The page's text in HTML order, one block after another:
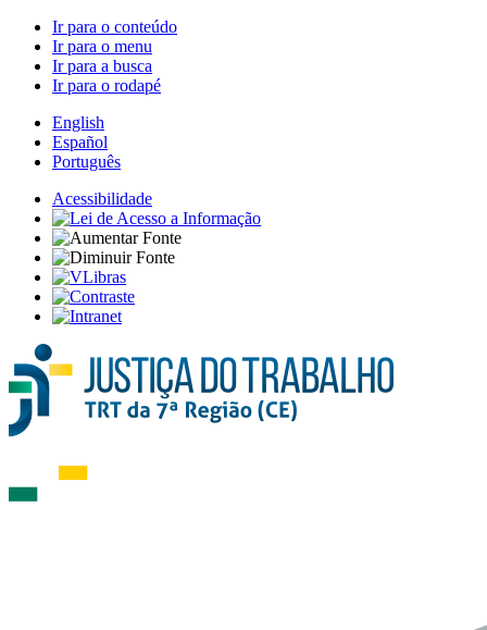
Ir para o conteúdo
Ir para o menu
Ir para a busca
Ir para o rodapé
English
Español
Português
Acessibilidade